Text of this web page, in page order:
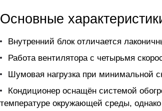
Основные
Внутренний блок отличается
Работа вентилятора с четырьмя
Шумовая нагрузка при минимальной
Кондиционер оснащён системой
температуре окружающей среды,